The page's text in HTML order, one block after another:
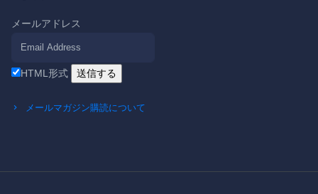
メールアドレス
HTML形式
メールマガジン購読について